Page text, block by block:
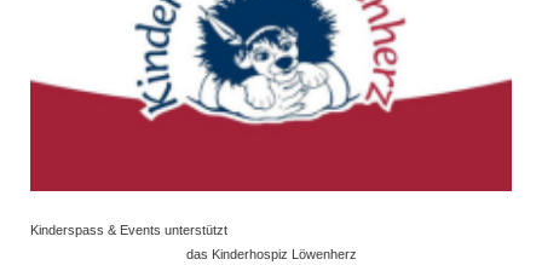
Kinderspass & Events unterstützt
das Kinderhospiz Löwenherz